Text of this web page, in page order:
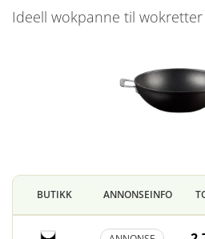
ideell wokpanne til
BUTIKK ANNONSEINFO